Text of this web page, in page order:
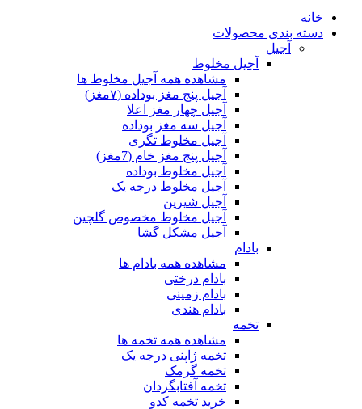
خانه
دسته بندی محصولات
آجیل
آجیل مخلوط
مشاهده همه آجیل مخلوط ها
آجیل پنج مغز بوداده (۷مغز)
آجیل چهار مغز اعلا
آجیل سه مغز بوداده
آجیل مخلوط تگری
آجیل پنج مغز خام (7مغز)
آجیل مخلوط بوداده
آجیل مخلوط درجه یک
آجیل شیرین
آجیل مخلوط مخصوص گلچین
آجیل مشکل گشا
بادام
مشاهده همه بادام ها
بادام درختی
بادام زمینی
بادام هندی
تخمه
مشاهده همه تخمه ها
تخمه ژاپنی درجه یک
تخمه گرمک
تخمه آفتابگردان
خرید تخمه کدو